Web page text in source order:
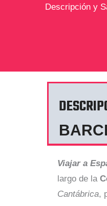
Descripción y
Viajar a
largo de la
Cantábrica,